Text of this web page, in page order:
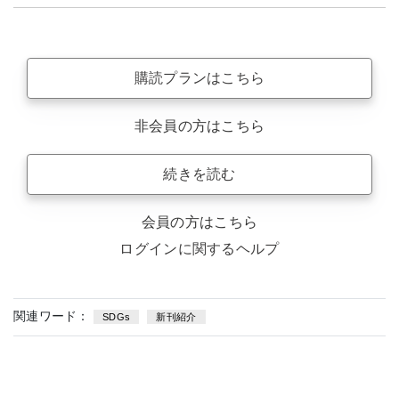
購読プランはこちら
非会員の方はこちら
続きを読む
会員の方はこちら
ログインに関するヘルプ
関連ワード： SDGs 新刊紹介